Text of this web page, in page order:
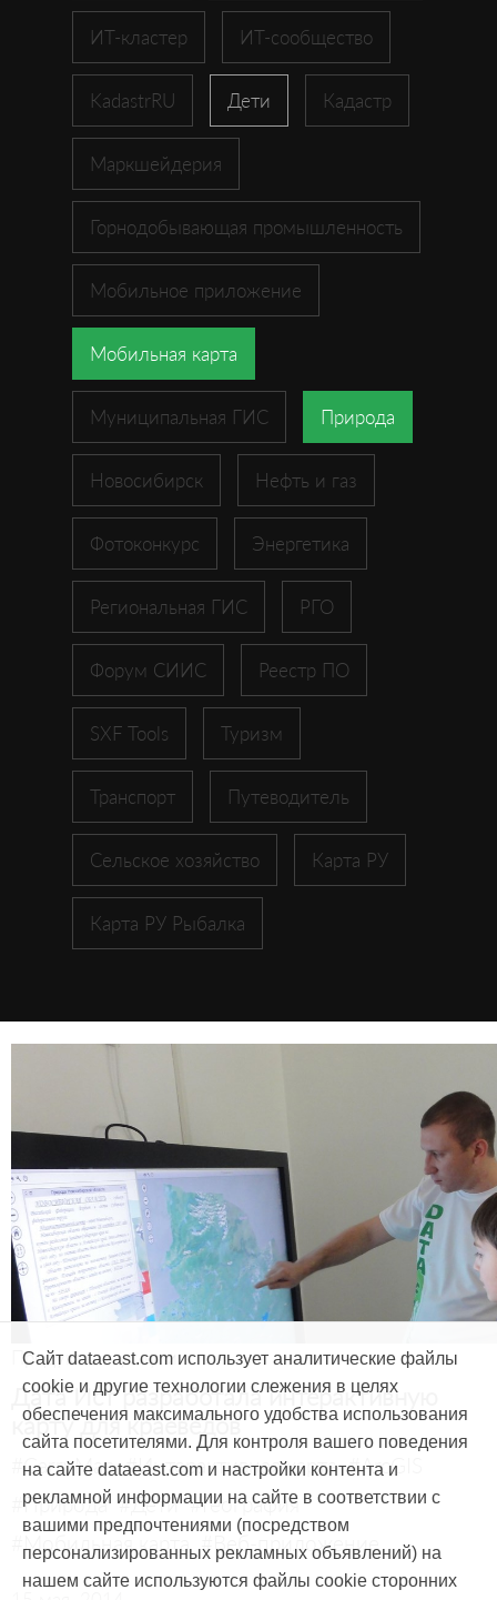
ИТ-кластер ИТ-сообщество
KadastrRU Дети Кадастр
Маркшейдерия
Горнодобывающая промышленность
Мобильное приложение
Мобильная карта
Муниципальная ГИС Природа
Новосибирск Нефть и газ
Фотоконкурс Энергетика
Региональная ГИС РГО
Форум СИИС Реестр ПО
SXF Tools Туризм
Транспорт Путеводитель
Сельское хозяйство Карта РУ
Карта РУ Рыбалка
Продукты и услуги
Дата Ист разработала интерактивную
карту для краеведов
#CarryMap #Интерактивная карта #ArcGIS
#Природа #Дети #География
#Мобильная карта #Веб-приложение
Сайт dataeast.com использует аналитические файлы
cookie и другие технологии слежения в целях
обеспечения максимального удобства использования
сайта посетителями. Для контроля вашего поведения
на сайте dataeast.com и настройки контента и
рекламной информации на сайте в соответствии с
вашими предпочтениями (посредством
персонализированных рекламных объявлений) на
нашем сайте используются файлы cookie сторонних